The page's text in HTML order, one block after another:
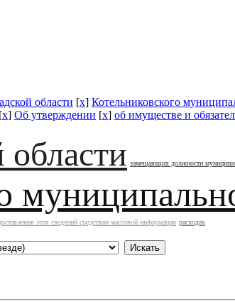
области [x] Котельниковского
[x] Об утверждении [x] об имуществе и
области замещающих должности
этих сведений средствам массовой информации расходах